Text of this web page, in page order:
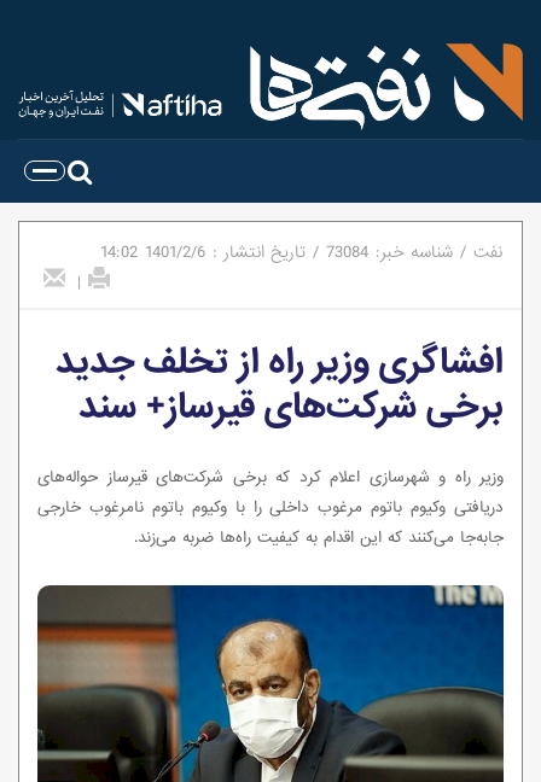
نفت / شناسه خبر: 73084
/ تاریخ انتشار : 1401/2/6
14:02
|
افشاگری وزیر راه از تخلف جدید
برخی شرکت‌های قیرساز+ سند
وزیر راه و شهرسازی اعلام کرد که برخی شرکت‌های قیرساز حواله‌های
دریافتی وکیوم باتوم مرغوب داخلی را با وکیوم باتوم نامرغوب خارجی
جابه‌جا می‌کنند که این اقدام به کیفیت راه‌ها ضربه می‌زند.